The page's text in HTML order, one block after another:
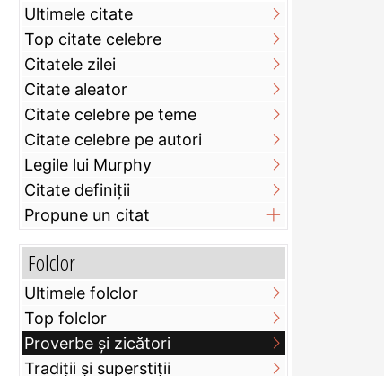
Ultimele citate
Top citate celebre
Citatele zilei
Citate aleator
Citate celebre pe teme
Citate celebre pe autori
Legile lui Murphy
Citate definiţii
Propune un citat
Folclor
Ultimele folclor
Top folclor
Proverbe și zicători
Tradiții și superstiții